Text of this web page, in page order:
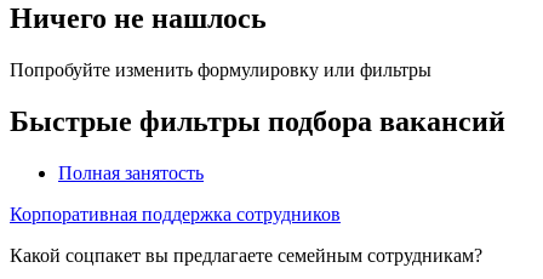
Ничего не нашлось
Попробуйте изменить формулировку или фильтры
Быстрые фильтры подбора вакансий
Полная занятость
Корпоративная поддержка сотрудников
Какой соцпакет вы предлагаете семейным сотрудникам?